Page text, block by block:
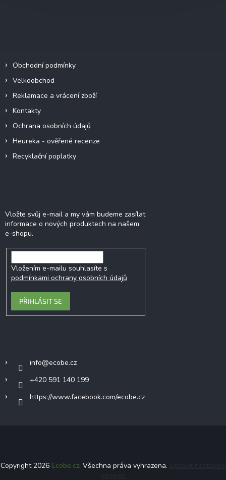
Obchodní podmínky
Velkoobchod
Reklamace a vrácení zboží
Kontakty
Ochrana osobních údajů
Heureka - ověřené recenze
Recyklační poplatky
Vložte svůj e-mail a my vám budeme zasílat
informace o nových produktech na našem
e-shopu.
Vložením e-mailu souhlasíte s
podmínkami ochrany osobních údajů
PŘIHLÁSIT SE
info@ecobe.cz
+420 591 140 199
https://www.facebook.com/ecobe.cz
Copyright 2026 Ecobe.cz. Všechna práva vyhrazena.